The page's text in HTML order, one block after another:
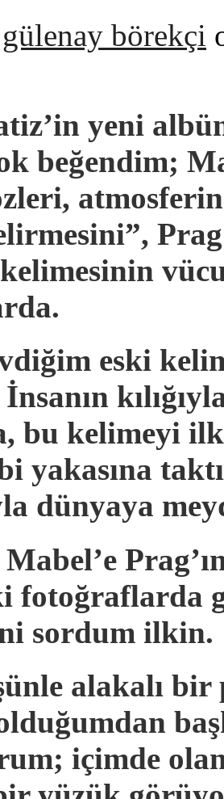
gülenay börekçi
yeni
beğendim;
eski
bu kelimeyi ilk
yakasına
dünyaya
fotoğraflarda
sordum ilkin.
alakalı bir
içimde